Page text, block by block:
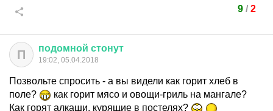
9/ 2
П подомной стонут
19:02, 05.04.2018
Позвольте спросить - а вы видели как горит хлеб в
поле?
как горит мясо и овощи-гриль на мангале?
Как горят алкаши, курящие в постелях?